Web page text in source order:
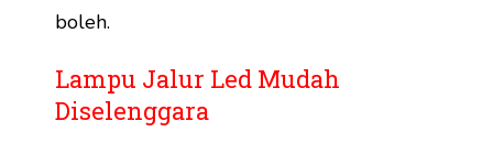
boleh.
Lampu Jalur Led Mudah
Diselenggara